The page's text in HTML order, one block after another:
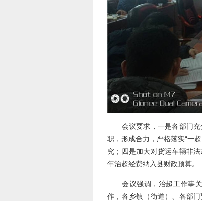
会议要求，一是各部门充
职，形成合力，严格落实“一
究；四是加大对货运车辆非
年治超经费纳入县财政预算。
会议强调，治超工作事关
作，各乡镇（街道）、各部